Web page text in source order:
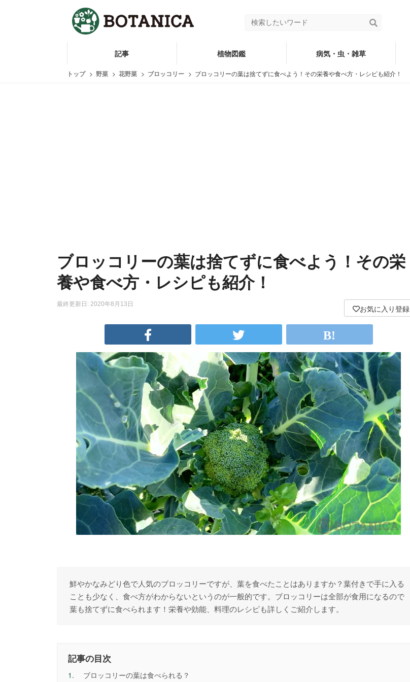
記事 植物図鑑 病気・虫・雑草
トップ 野菜 花野菜 ブロッコリー ブロッコリーの葉は捨てずに食べよう！その栄養や食べ方・レシピも紹介！
ブロッコリーの葉は捨てずに食べよう！その栄
養や食べ方・レシピも紹介！
最終更新日: 2020年8月13日
お気に入り登録
鮮やかなみどり色で人気のブロッコリーですが、葉を食べたことはありますか？葉付きで手に入る
ことも少なく、食べ方がわからないというのが一般的です。ブロッコリーは全部が食用になるので
葉も捨てずに食べられます！栄養や効能、料理のレシピも詳しくご紹介します。
記事の目次
1. ブロッコリーの葉は食べられる？